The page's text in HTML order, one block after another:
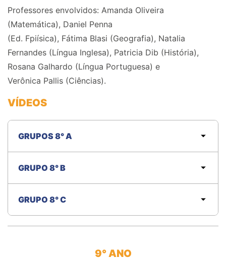
Professores envolvidos: Amanda Oliveira
(Matemática), Daniel Penna
(Ed. Fpiísica), Fátima Blasi (Geografia), Natalia
Fernandes (Língua Inglesa), Patricia Dib (História),
Rosana Galhardo (Língua Portuguesa) e
Verônica Pallis (Ciências).
VÍDEOS
GRUPOS 8° A
GRUPO 8° B
GRUPO 8° C
9° ANO